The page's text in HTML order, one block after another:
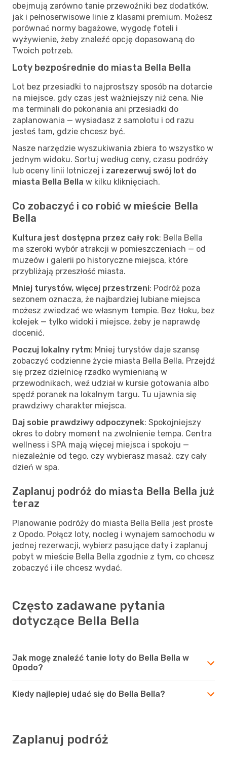
obejmują zarówno tanie przewoźniki bez dodatków,
jak i pełnoserwisowe linie z klasami premium. Możesz
porównać normy bagażowe, wygodę foteli i
wyżywienie, żeby znaleźć opcję dopasowaną do
Twoich potrzeb.
Loty bezpośrednie do miasta Bella Bella
Lot bez przesiadki to najprostszy sposób na dotarcie
na miejsce, gdy czas jest ważniejszy niż cena. Nie
ma terminali do pokonania ani przesiadki do
zaplanowania — wysiadasz z samolotu i od razu
jesteś tam, gdzie chcesz być.
Nasze narzędzie wyszukiwania zbiera to wszystko w
jednym widoku. Sortuj według ceny, czasu podróży
lub oceny linii lotniczej i zarezerwuj swój lot do
miasta Bella Bella w kilku kliknięciach.
Co zobaczyć i co robić w mieście Bella
Bella
Kultura jest dostępna przez cały rok: Bella Bella
ma szeroki wybór atrakcji w pomieszczeniach — od
muzeów i galerii po historyczne miejsca, które
przybliżają przeszłość miasta.
Mniej turystów, więcej przestrzeni: Podróż poza
sezonem oznacza, że najbardziej lubiane miejsca
możesz zwiedzać we własnym tempie. Bez tłoku, bez
kolejek — tylko widoki i miejsce, żeby je naprawdę
docenić.
Poczuj lokalny rytm: Mniej turystów daje szansę
zobaczyć codzienne życie miasta Bella Bella. Przejdź
się przez dzielnicę rzadko wymienianą w
przewodnikach, weź udział w kursie gotowania albo
spędź poranek na lokalnym targu. Tu ujawnia się
prawdziwy charakter miejsca.
Daj sobie prawdziwy odpoczynek: Spokojniejszy
okres to dobry moment na zwolnienie tempa. Centra
wellness i SPA mają więcej miejsca i spokoju —
niezależnie od tego, czy wybierasz masaż, czy cały
dzień w spa.
Zaplanuj podróż do miasta Bella Bella już
teraz
Planowanie podróży do miasta Bella Bella jest proste
z Opodo. Połącz loty, nocleg i wynajem samochodu w
jednej rezerwacji, wybierz pasujące daty i zaplanuj
pobyt w mieście Bella Bella zgodnie z tym, co chcesz
zobaczyć i ile chcesz wydać.
Często zadawane pytania
dotyczące Bella Bella
Jak mogę znaleźć tanie loty do Bella Bella w
Opodo?
Kiedy najlepiej udać się do Bella Bella?
Zaplanuj podróż